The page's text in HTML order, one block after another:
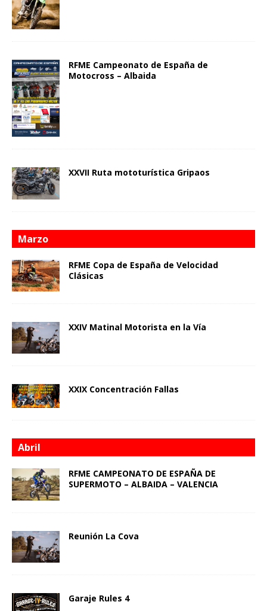
RFME Campeonato de España de
Motocross – Albaida
XXVII Ruta mototurística Gripaos
Marzo
RFME Copa de España de Velocidad
Clásicas
XXIV Matinal Motorista en la Vía
XXIX Concentración Fallas
Abril
RFME CAMPEONATO DE ESPAÑA DE
SUPERMOTO – ALBAIDA – VALENCIA
Reunión La Cova
Garaje Rules 4